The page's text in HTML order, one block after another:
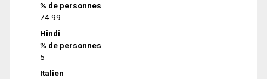
% de personnes
74.99
Hindi
% de personnes
5
Italien